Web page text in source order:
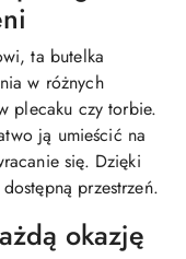
ta butelka
w różnych
plecaku czy torbie.
ją umieścić na
się. Dzięki
przestrzeń.
okazję